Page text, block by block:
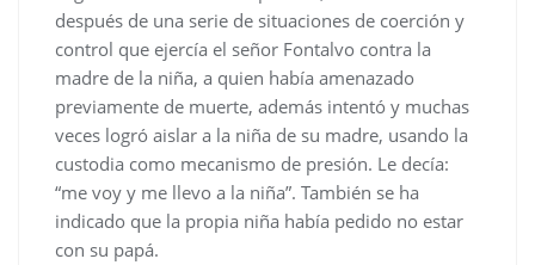
después de una serie de situaciones de coerción y
control que ejercía el señor Fontalvo contra la
madre de la niña, a quien había amenazado
previamente de muerte, además intentó y muchas
veces logró aislar a la niña de su madre, usando la
custodia como mecanismo de presión. Le decía:
“me voy y me llevo a la niña”. También se ha
indicado que la propia niña había pedido no estar
con su papá.